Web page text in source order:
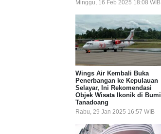
Minggu, 16 Feb 2025 18:08 WIB
Wings Air Kembali Buka
Penerbangan ke Kepulauan
Selayar, Ini Rekomendasi
Objek Wisata Ikonik di Bumi
Tanadoang
Rabu, 29 Jan 2025 16:57 WIB